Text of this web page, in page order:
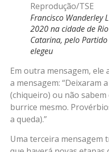
Reprodução/TSE
Francisco Wanderley
2020 na cidade de
Catarina, pelo
elegeu
Em outra mensagem, ele
a mensagem: “Deixaram
(chiqueiro) ou não
burrice mesmo.
a queda).”
Uma terceira mensagem